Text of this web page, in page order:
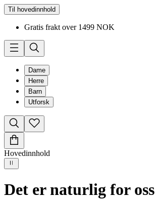
Til hovedinnhold
Gratis frakt over 1499 NOK
Dame
Herre
Barn
Utforsk
Hovedinnhold
Det er naturlig for oss